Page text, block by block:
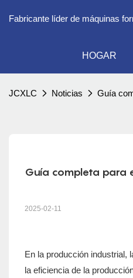
Fabricante líder de máquinas
HOGAR
JCXLC Noticias Guía
Guía completa para
2025-02-11
En la producción industrial,
la eficiencia de la